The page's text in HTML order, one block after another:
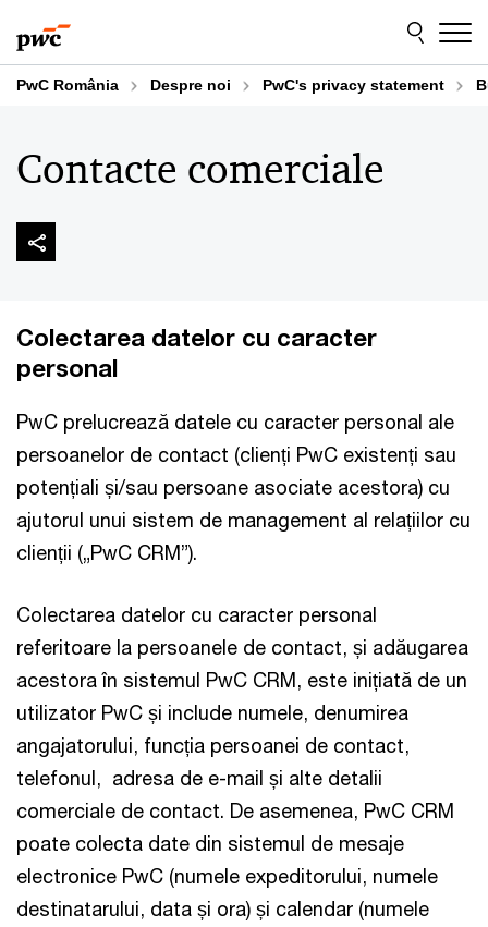
to
content
to
footer
PwC România Despre noi PwC's privacy statement
Contacte comerciale
Colectarea datelor cu caracter
personal
PwC prelucrează datele cu caracter personal ale
persoanelor de contact (clienți PwC existenți sau
potențiali și/sau persoane asociate acestora) cu
ajutorul unui sistem de management al relațiilor cu
clienții („PwC CRM”).
Colectarea datelor cu caracter personal
referitoare la persoanele de contact, și adăugarea
acestora în sistemul PwC CRM, este inițiată de un
utilizator PwC și include numele, denumirea
angajatorului, funcția persoanei de contact,
telefonul, adresa de e-mail și alte detalii
comerciale de contact. De asemenea, PwC CRM
poate colecta date din sistemul de mesaje
electronice PwC (numele expeditorului, numele
destinatarului, data și ora) și calendar (numele